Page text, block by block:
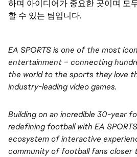
하며 아이디어가 중요한 곳이며 모
할 수 있는 팀입니다.
EA SPORTS is one of the most
entertainment – connecting
the world to the sports they love
industry-leading video games.
Building on an incredible 30-year
redefining football with EA
ecosystem of interactive
community of football fans closer